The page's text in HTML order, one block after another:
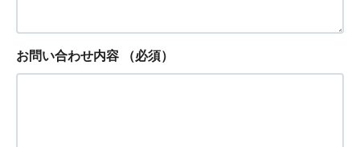
お問い合わせ内容 （必須）